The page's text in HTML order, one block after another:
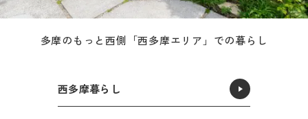
多摩のもっと西側「西多摩エリア」での暮らし
西多摩暮らし